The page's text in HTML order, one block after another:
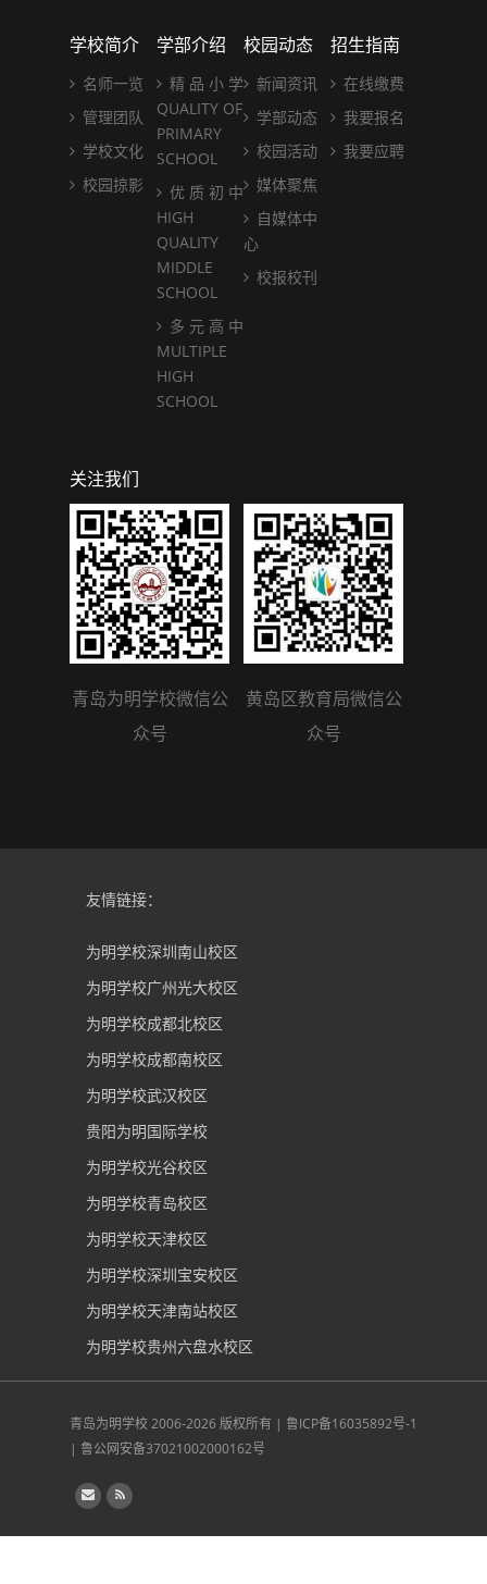
学校简介
名师一览
管理团队
学校文化
校园掠影
学部介绍
精 品 小 学
QUALITY OF
PRIMARY
SCHOOL
优 质 初 中
HIGH
QUALITY
MIDDLE
SCHOOL
多 元 高 中
MULTIPLE
HIGH
SCHOOL
校园动态
新闻资讯
学部动态
校园活动
媒体聚焦
自媒体中
心
校报校刊
招生指南
在线缴费
我要报名
我要应聘
关注我们
青岛为明学校微信公
众号
黄岛区教育局微信公
众号
友情链接：
为明学校深圳南山校区
为明学校广州光大校区
为明学校成都北校区
为明学校成都南校区
为明学校武汉校区
贵阳为明国际学校
为明学校光谷校区
为明学校青岛校区
为明学校天津校区
为明学校深圳宝安校区
为明学校天津南站校区
为明学校贵州六盘水校区
青岛为明学校2006-2026 版权所有 | 鲁ICP备16035892号-1
| 鲁公网安备37021002000162号